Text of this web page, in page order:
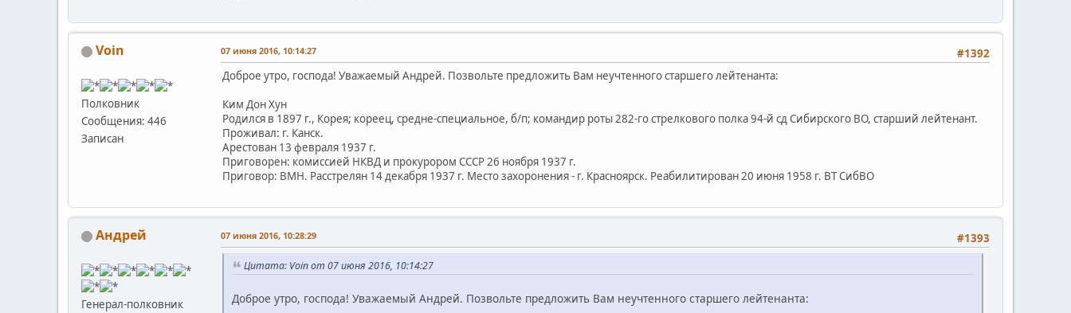
Voin
Полковник
Сообщения: 446
Записан
#1392
07 июня 2016, 10:14:27
Доброе утро, господа! Уважаемый Андрей. Позвольте предложить Вам неучтенного старшего лейтенанта:
Ким Дон Хун
Родился в 1897 г., Корея; кореец, средне-специальное, б/п; командир роты 282-го стрелкового полка 94-й сд Сибирского ВО, старший лейтенант.
Проживал: г. Канск.
Арестован 13 февраля 1937 г.
Приговорен: комиссией НКВД и прокурором СССР 26 ноября 1937 г.
Приговор: ВМН. Расстрелян 14 декабря 1937 г. Место захоронения - г. Красноярск. Реабилитирован 20 июня 1958 г. ВТ СибВО
Андрей
Генерал-полковник
#1393
07 июня 2016, 10:28:29
Цитата: Voin от 07 июня 2016, 10:14:27
Доброе утро, господа! Уважаемый Андрей. Позвольте предложить Вам неучтенного старшего лейтенанта: